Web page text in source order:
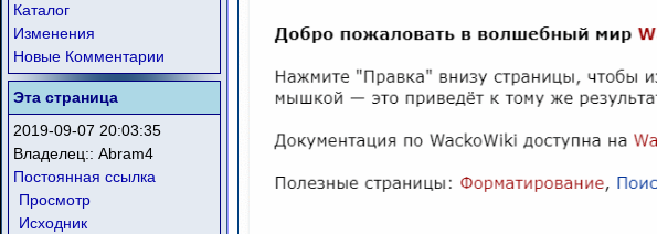
Каталог
Изменения
Новые Комментарии
Эта страница
2019-09-07 20:03:35
Владелец:: Abram4
Постоянная ссылка
Просмотр
Исходник